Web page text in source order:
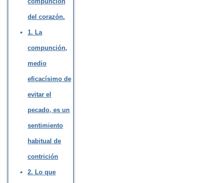
del corazón.
1. La
compunción,
medio
eficacísimo de
evitar el
pecado, es un
sentimiento
habitual de
contrición
2. Lo que